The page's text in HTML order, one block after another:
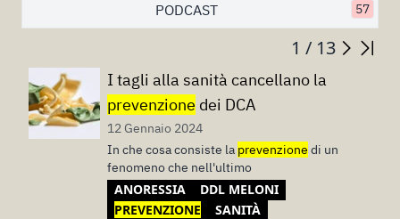
PODCAST 57
1 / 13
I tagli alla sanità cancellano la
prevenzione dei DCA
12 Gennaio 2024
In che cosa consiste la prevenzione di un
fenomeno che nell'ultimo
ANORESSIA
DDL MELONI
PREVENZIONE
SANITÀ